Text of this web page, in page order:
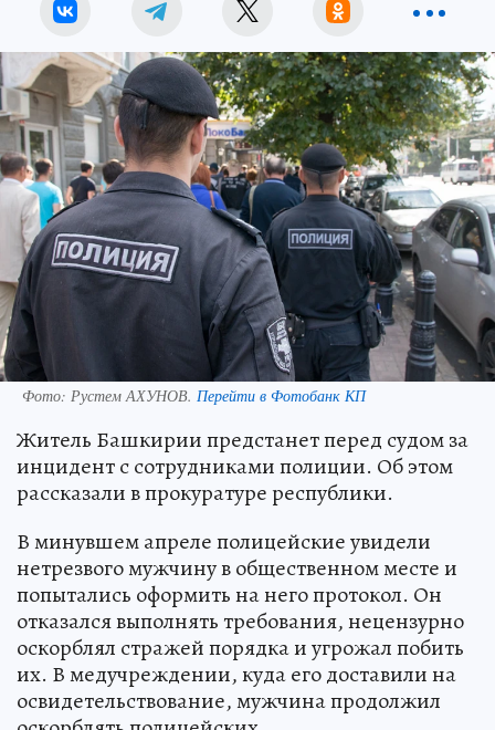
Фото: Рустем АХУНОВ. Перейти в Фотобанк КП
Житель Башкирии предстанет перед судом за
инцидент с сотрудниками полиции. Об этом
рассказали в прокуратуре республики.
В минувшем апреле полицейские увидели
нетрезвого мужчину в общественном месте и
попытались оформить на него протокол. Он
отказался выполнять требования, нецензурно
оскорблял стражей порядка и угрожал побить
их. В медучреждении, куда его доставили на
освидетельствование, мужчина продолжил